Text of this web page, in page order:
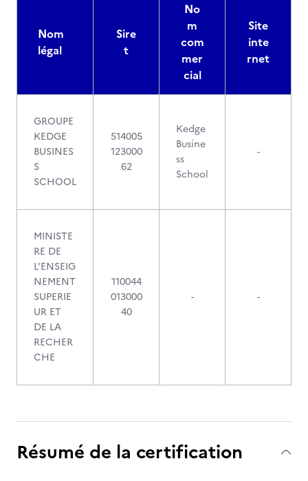
Nom
légal
Sire
t
No
m
com
mer
cial
Site
inte
rnet
GROUPE
KEDGE
BUSINES
S
SCHOOL
514005
123000
62
Kedge
Busine
ss
School
-
MINISTE
RE DE
L'ENSEIG
NEMENT
SUPERIE
UR ET
DE LA
RECHER
CHE
110044
013000
40
- -
Résumé de la certification